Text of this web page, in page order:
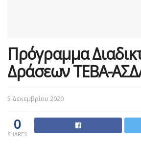
Πρόγραμμα
Δράσεων ΤΕΒΑ-
5 Δεκεμβρίου 2020
0
SHARES